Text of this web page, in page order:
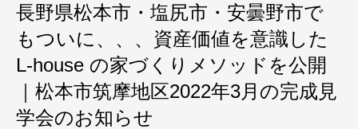
長野県松本市・塩尻市・安曇野市で
もついに、、、資産価値を意識した
L-house の家づくりメソッドを公開
｜松本市筑摩地区2022年3月の完成見
学会のお知らせ